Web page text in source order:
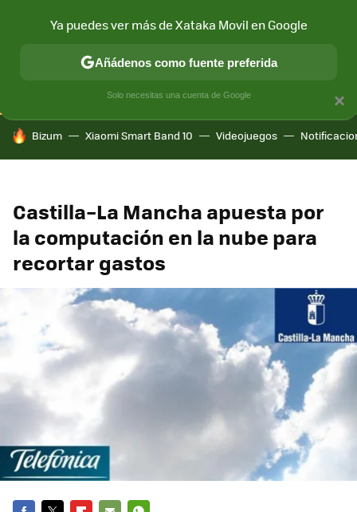
CONECTIVIDAD MÓVIL Y SOCIEDAD APLICACIONES
HOY SE HABLA DE
Bizum Xiaomi Smart Band 10 Videojuegos
Castilla–La Mancha apuesta por
la computación en la nube para
recortar gastos
×
Ya puedes ver más de Xataka Movil en Google
Añádenos como fuente preferida
Solo necesitas una cuenta de Google